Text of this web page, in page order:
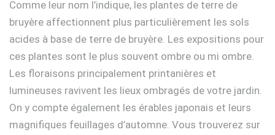
Comme leur nom l’indique, les plantes de terre de
bruyère affectionnent plus particulièrement les sols
acides à base de terre de bruyère. Les expositions pour
ces plantes sont le plus souvent ombre ou mi ombre.
Les floraisons principalement printanières et
lumineuses ravivent les lieux ombragés de votre jardin.
On y compte également les érables japonais et leurs
magnifiques feuillages d’automne. Vous trouverez sur